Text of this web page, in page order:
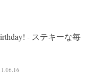
- ステキーな毎